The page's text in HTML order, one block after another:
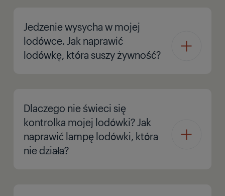
Jedzenie wysycha w mojej
lodówce. Jak naprawić
lodówkę, która suszy żywność?
Dlaczego nie świeci się
kontrolka mojej lodówki? Jak
naprawić lampę lodówki, która
nie działa?